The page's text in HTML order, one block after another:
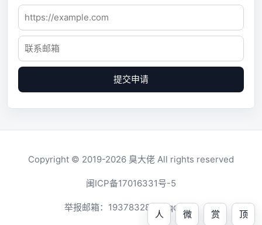
提交申请
人 微 赏 顶
Copyright © 2019-2026 臭大佬 All rights reserved
闽ICP备17016331号-5
举报邮箱： 1937832819@qq.com